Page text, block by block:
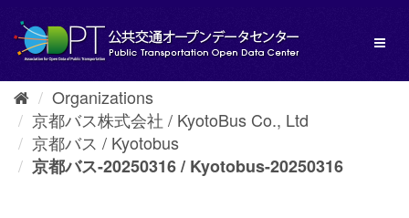
content
Organizations
京都バス株式会社 / KyotoBus Co., Ltd
京都バス / Kyotobus
京都バス-20250316 / Kyotobus-20250316